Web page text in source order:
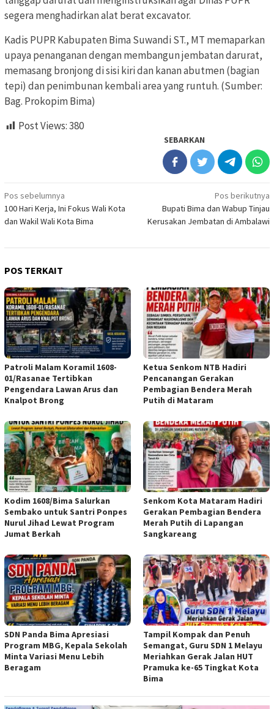
segera menghadirkan alat berat excavator.
Kadis PUPR Kabupaten Bima Suwandi ST., MT memaparkan
upaya penanganan dengan membangun jembatan darurat,
memasang bronjong di sisi kiri dan kanan abutmen (bagian
tepi) dan penimbunan kembali area yang runtuh. (Sumber:
Bag. Prokopim Bima)
Post Views:380
SEBARKAN
Navigasi
pos
Pos sebelumnya
100 Hari Kerja, Ini Fokus Wali Kota
dan Wakil Wali Kota Bima
Pos berikutnya
Bupati Bima dan Wabup Tinjau
Kerusakan Jembatan di Ambalawi
POS TERKAIT
Patroli Malam Koramil 1608-
01/Rasanae Tertibkan
Pengendara Lawan Arus dan
Knalpot Brong
Ketua Senkom NTB Hadiri
Pencanangan Gerakan
Pembagian Bendera Merah
Putih di Mataram
Kodim 1608/Bima Salurkan
Sembako untuk Santri Ponpes
Nurul Jihad Lewat Program
Jumat Berkah
Senkom Kota Mataram Hadiri
Gerakan Pembagian Bendera
Merah Putih di Lapangan
Sangkareang
SDN Panda Bima Apresiasi
Program MBG, Kepala Sekolah
Minta Variasi Menu Lebih
Beragam
Tampil Kompak dan Penuh
Semangat, Guru SDN 1 Melayu
Meriahkan Gerak Jalan HUT
Pramuka ke-65 Tingkat Kota
Bima